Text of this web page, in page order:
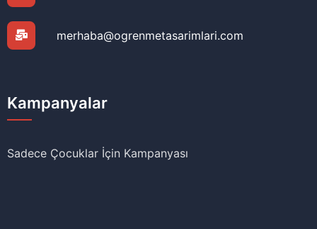
merhaba@ogrenmetasarimlari.com
Kampanyalar
Sadece Çocuklar İçin Kampanyası